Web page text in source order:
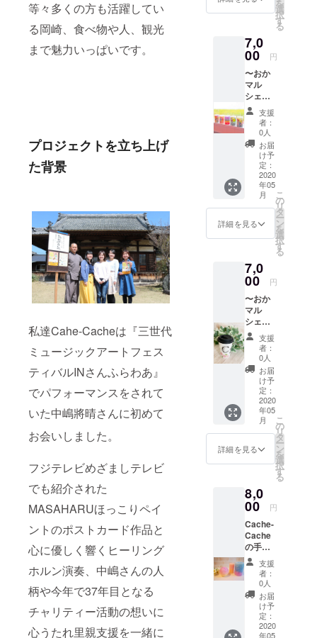
等々多くの方も活躍してい
る岡崎、食べ物や人、観光
まで魅力いっぱいです。
プロジェクトを立ち上げ
た背景
私達Cahe-Cacheは『三世代
ミュージックアートフェス
ティバルINさんふらわあ』
でパフォーマンスをされて
いた中嶋將晴さんに初めて
お会いしました。
フジテレビめざましテレビ
でも紹介された
MASAHARUほっこりペイ
ントのポストカード作品と
心に優しく響くヒーリング
ホルン演奏、 中嶋さんの人
柄や今年で37年目となる
チャリティー活動の想いに
心うたれ里親支援を一緒に
キャン
は出来
ません
が、グ
ラデー
ション
キャン
ドルの
み郵送
可能で
す。
メール
にてご
相談く
ださ
い。 会
の交通
費は自
となり
ます。
〜53cm
ズ(S〜
46cm
Ｍ〜
49cm)
がござ
います
が、値
段が違
うため
他のリ
ターン
からの
選択と
なりま
す。 ○
郵送に
てお届
礼の
メール
りしま
す】 〜
出産・
命名・
誕生日
などの
お祝い
に〜 ま
んまる
キャン
ドルに
赤ちゃ
んの可
愛らし
いペイ
ントを
したア
す。 •出
産 •誕生
日 •命名
の3つか
らお選
びくだ
さい♡
(香りは
ロマン
チック
ガーデ
ンとい
うお花
の香り
です❁︎)
灯さず
お部屋
記念日
に灯し
いに
使って
頂く事
も出来
ます。
また、
願い事
を唱え
ながら
キャン
を
選
択
す
る
7,0
00 円
〜おか
マル
シェ出
店者さ
まよ
り〜
triple
eight
(トリプ
ルエイ
ト) 【岡
崎の小
さな
キャン
ドル教
室での
ン】 お
花の
キャン
ドル作
りを体
験❁︎ 所
要時間2
時間〜2
時間半
完成し
たキャ
ンドル
を見て
思わず
HAPPY
♥になれ
るよう
います♪
キャン
ドル作
りで素
敵な体
験を
◌⑅⃝●♡⋆
♡⃝ ♪ ※
場所は
岡崎市
矢作近
郊 ※日
程は後
支援
者：
0人
お届
け予
定：
2020
年05
月
詳細を見る
こ
の
リ
タ
ー
ン
を
選
択
す
る
7,0
00 円
〜おか
マル
シェ出
店者さ
まよ
り〜
sincere
ly 【自
分だけ
のイニ
シャル
入りタ
ンブ
ラー＆
心を込
めて作
お礼の
メー
ル】 二
重構造
になっ
ていま
すの
で、飲
み物が
冷めに
くいで
す。 蓋
はシリ
支援
者：
0人
お届
け予
定：
2020
年05
月
詳細を見る
こ
の
リ
タ
ー
ン
を
選
択
す
る
8,0
00 円
Cache-
Cache
の手作
りキャ
ンドル⭐︎
【キャ
ンドル
ナイト
で一緒
に灯せ
支援
者：
0人
お届
け予
定：
2020
年05